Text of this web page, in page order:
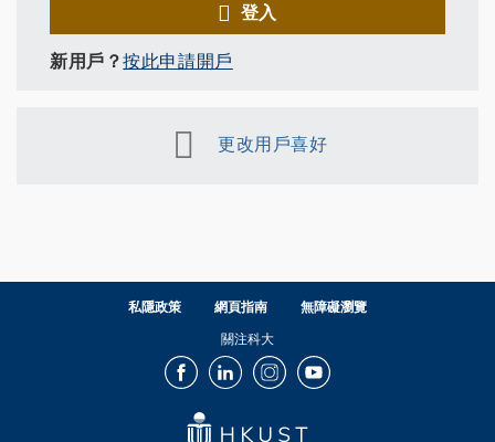
登入
新用戶？按此申請開戶
更改用戶喜好
私隱政策 網頁指南 無障礙瀏覽
關注科大
FacebookLinkedInInstagramYoutube